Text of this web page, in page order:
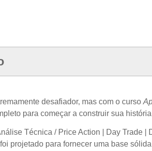
desafiador, mas com o curso
para começar a construir sua
Técnica / Price Action | Day Trade
projetado para fornecer uma base